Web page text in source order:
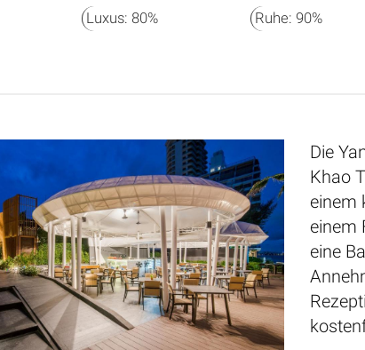
Luxus: 80% Ruhe: 90%
Die
Khao
einem
einem
eine